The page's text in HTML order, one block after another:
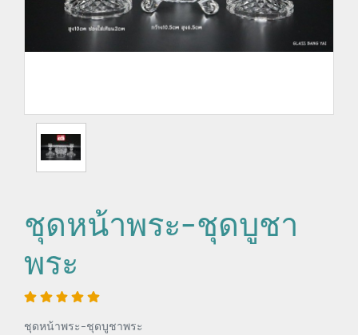
ชุดหน้าพระ-ชุดบูชา
พระ
ชุดหน้าพระ-ชุดบูชาพระ